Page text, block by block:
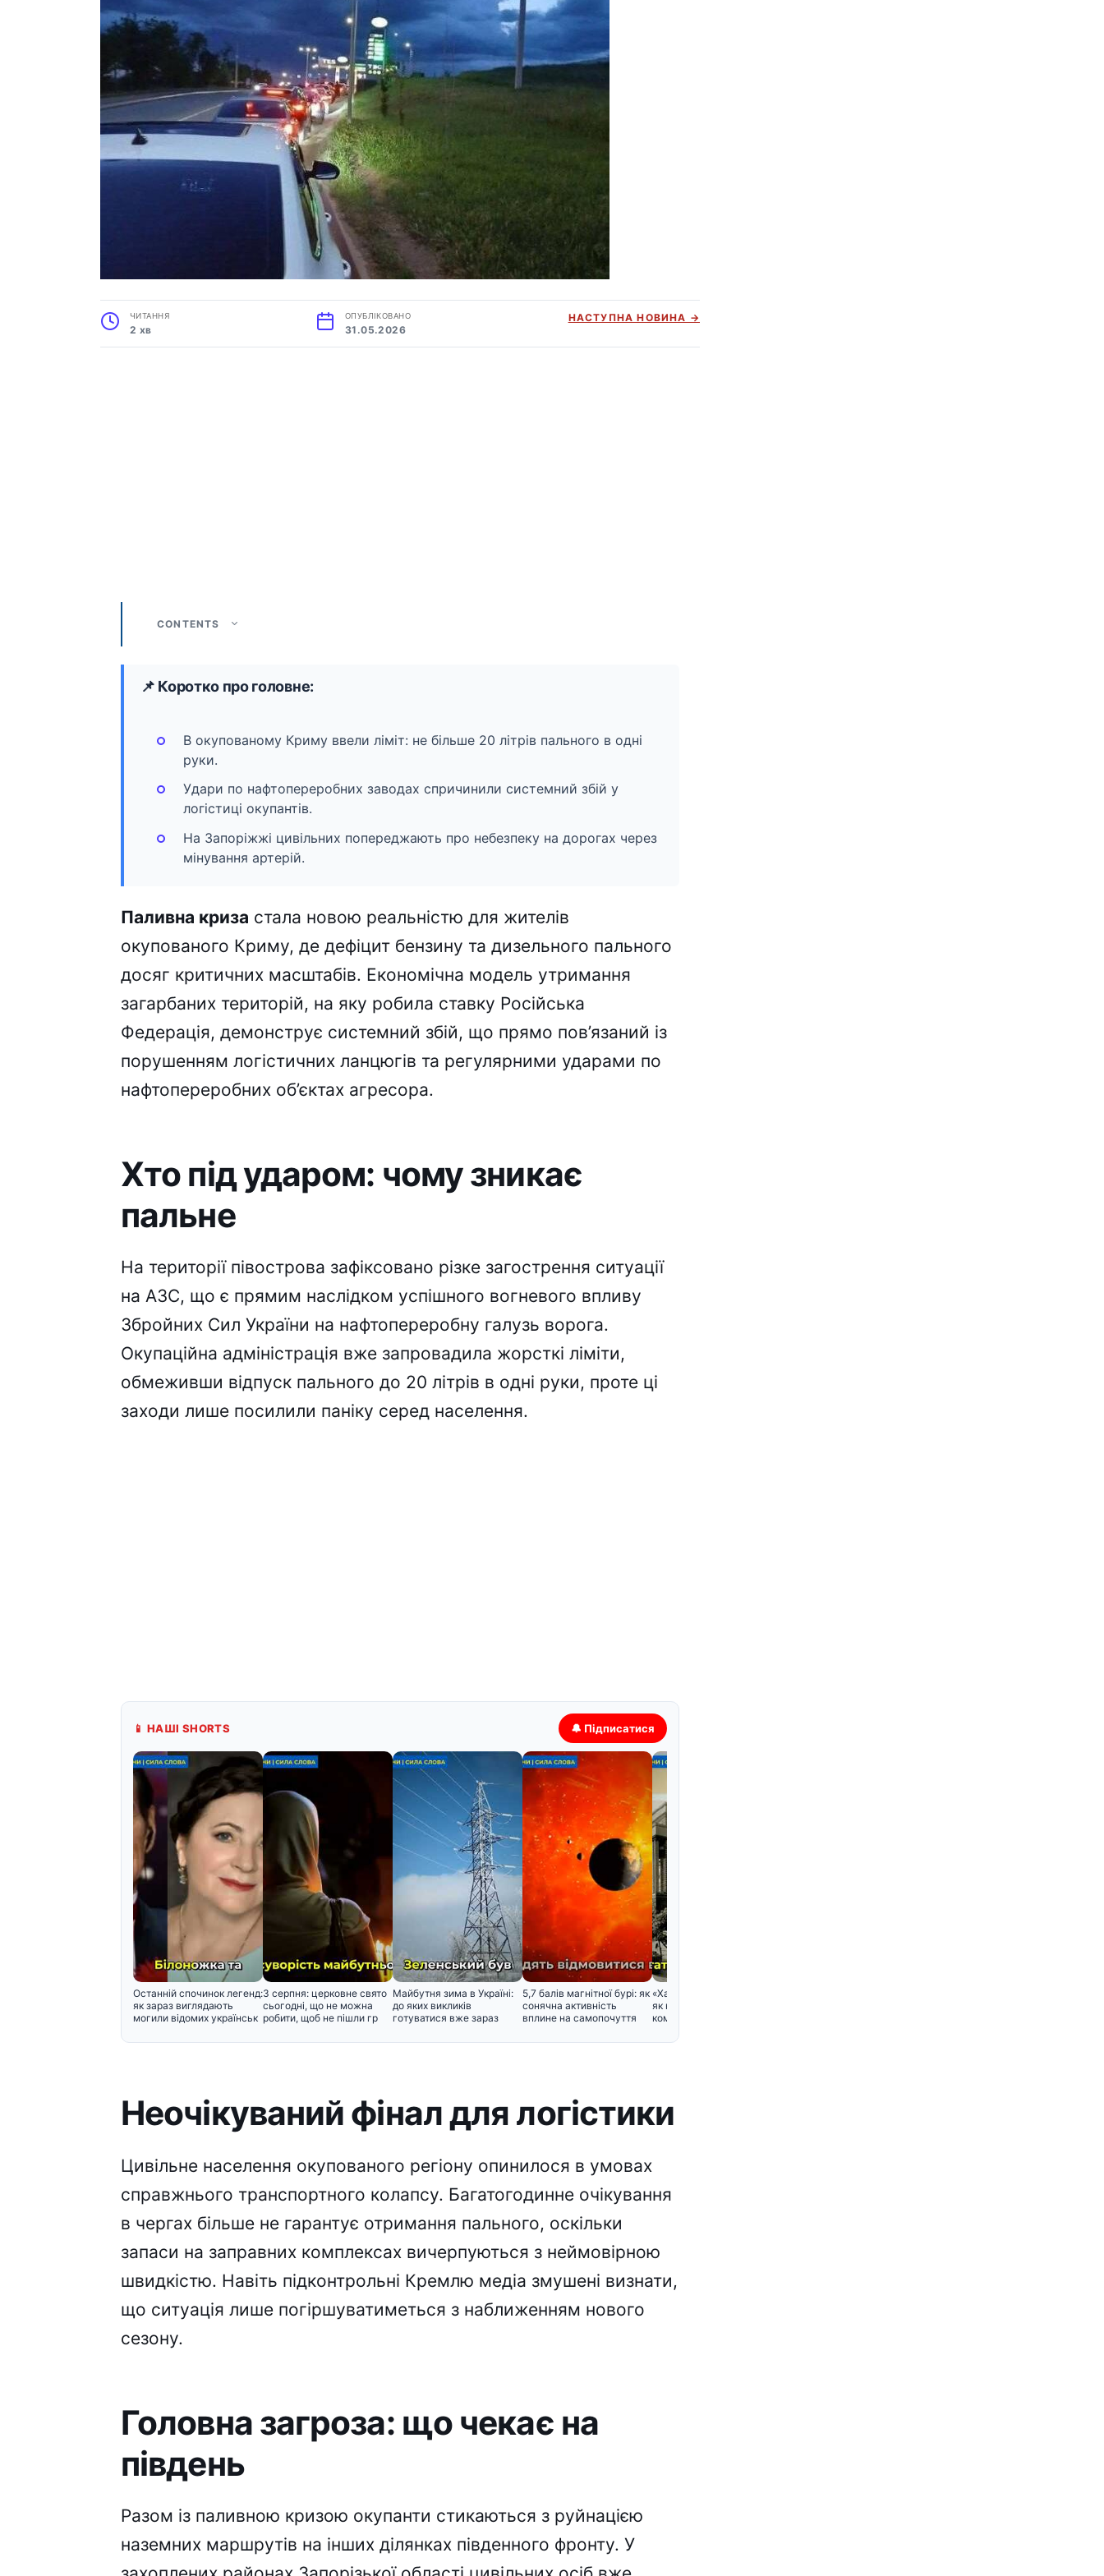
ЧИТАННЯ
2 хв
ОПУБЛІКОВАНО
31.05.2026
НАСТУПНА НОВИНА →
CONTENTS
📌 Коротко про головне:
В окупованому Криму ввели ліміт: не більше 20 літрів пального в одні
руки.
Удари по нафтопереробних заводах спричинили системний збій у
логістиці окупантів.
На Запоріжжі цивільних попереджають про небезпеку на дорогах через
мінування артерій.
Паливна криза стала новою реальністю для жителів
окупованого Криму, де дефіцит бензину та дизельного пального
досяг критичних масштабів. Економічна модель утримання
загарбаних територій, на яку робила ставку Російська
Федерація, демонструє системний збій, що прямо пов’язаний із
порушенням логістичних ланцюгів та регулярними ударами по
нафтопереробних об’єктах агресора.
Хто під ударом: чому зникає
пальне
На території півострова зафіксовано різке загострення ситуації
на АЗС, що є прямим наслідком успішного вогневого впливу
Збройних Сил України на нафтопереробну галузь ворога.
Окупаційна адміністрація вже запровадила жорсткі ліміти,
обмеживши відпуск пального до 20 літрів в одні руки, проте ці
заходи лише посилили паніку серед населення.
📱 НАШІ SHORTS 🔔 Підписатися
Останній спочинок легенд:
як зараз виглядають
могили відомих українськ
3 серпня: церковне свято
сьогодні, що не можна
робити, щоб не пішли гр
Майбутня зима в Україні:
до яких викликів
готуватися вже зараз
5,7 балів магнітної бурі: як
сонячна активність
вплине на самопочуття
«Харків – перша столиця»:
як народився цей міф і
кому було зручно рока
Неочікуваний фінал для логістики
Цивільне населення окупованого регіону опинилося в умовах
справжнього транспортного колапсу. Багатогодинне очікування
в чергах більше не гарантує отримання пального, оскільки
запаси на заправних комплексах вичерпуються з неймовірною
швидкістю. Навіть підконтрольні Кремлю медіа змушені визнати,
що ситуація лише погіршуватиметься з наближенням нового
сезону.
Головна загроза: що чекає на
південь
Разом із паливною кризою окупанти стикаються з руйнацією
наземних маршрутів на інших ділянках південного фронту. У